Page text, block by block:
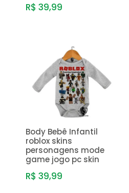
R$ 39,99
Body Bebê Infantil
roblox skins
personagens mode
game jogo pc skin
R$ 39,99